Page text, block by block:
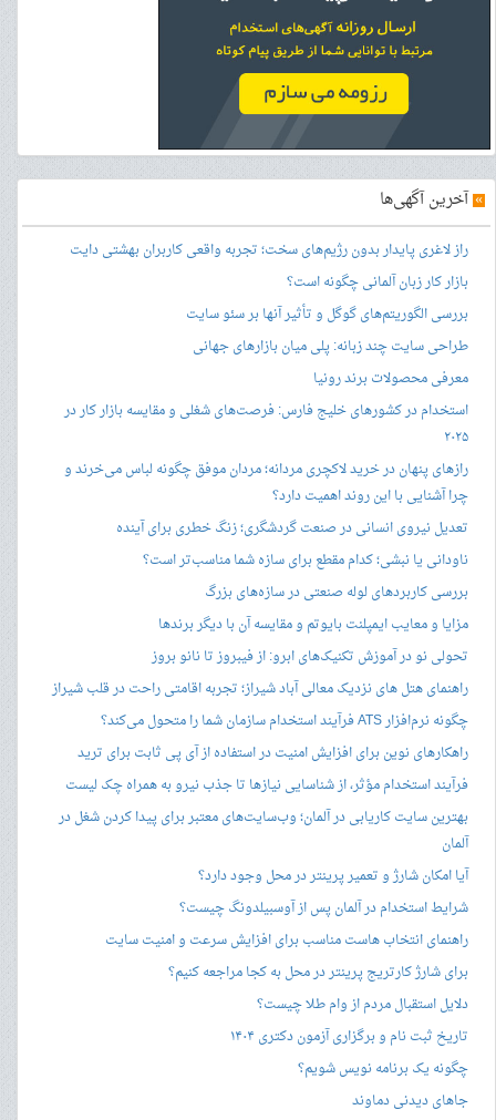
»آخرین آگهی‌ها
راز لاغری پایدار بدون رژیم‌های سخت؛ تجربه واقعی کاربران بهشتی دایت
بازار کار زبان آلمانی چگونه است؟
بررسی الگوریتم‌های گوگل و تأثیر آنها بر سئو سایت
طراحی سایت چند زبانه: پلی میان بازارهای جهانی
معرفی محصولات برند رونیا
استخدام در کشورهای خلیج فارس: فرصت‌های شغلی و مقایسه بازار کار در
۲۰۲۵
رازهای پنهان در خرید لاکچری مردانه؛ مردان موفق چگونه لباس می‌خرند و
چرا آشنایی با این روند اهمیت دارد؟
تعدیل نیروی انسانی در صنعت گردشگری؛ زنگ خطری برای آینده
ناودانی یا نبشی؛ کدام مقطع برای سازه شما مناسب‌تر است؟
بررسی کاربردهای لوله صنعتی در سازه‌های بزرگ
مزایا و معایب ایمپلنت بایوتم و مقایسه آن با دیگر برندها
تحولی نو در آموزش تکنیک‌های ابرو: از فیبروز تا نانو بروز
راهنمای هتل های نزدیک معالی آباد شیراز؛ تجربه اقامتی راحت در قلب شیراز
چگونه نرم‌افزار ATS فرآیند استخدام سازمان شما را متحول می‌کند؟
راهکارهای نوین برای افزایش امنیت در استفاده از آی پی ثابت برای ترید
فرآیند استخدام مؤثر، از شناسایی نیازها تا جذب نیرو به همراه چک لیست
بهترین سایت کاریابی در آلمان؛ وب‌سایت‌های معتبر برای پیدا کردن شغل در
آلمان
آیا امکان شارژ و تعمیر پرینتر در محل وجود دارد؟
شرایط استخدام در آلمان پس از آوسبیلدونگ چیست؟
راهنمای انتخاب هاست مناسب برای افزایش سرعت و امنیت سایت
برای شارژ کارتریج پرینتر در محل به کجا مراجعه کنیم؟
دلایل استقبال مردم از وام طلا چیست؟
تاریخ ثبت نام و برگزاری آزمون دکتری ۱۴۰۴
چگونه یک برنامه نویس شویم؟
جاهای دیدنی دماوند